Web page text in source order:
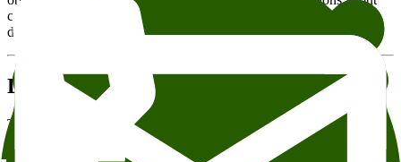
content, participants, or other details, please contact the organizer
directly.
Do you want to rent Wergeland?
This event will take place in Wergeland. Wergeland er
Litteraturhusets storstue, med amfi og stolrader.